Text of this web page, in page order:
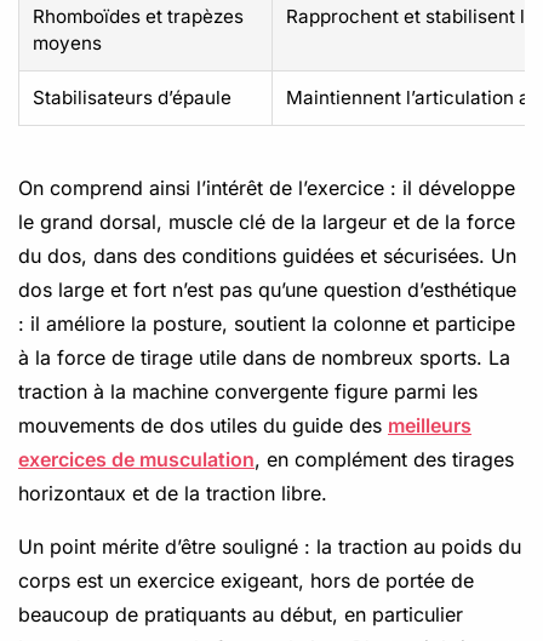
Rhomboïdes et trapèzes
moyens
Rapprochent et stabilisent
Stabilisateurs d’épaule Maintiennent l’articulation
On comprend ainsi l’intérêt de l’exercice : il développe
le grand dorsal, muscle clé de la largeur et de la force
du dos, dans des conditions guidées et sécurisées. Un
dos large et fort n’est pas qu’une question d’esthétique
: il améliore la posture, soutient la colonne et participe
à la force de tirage utile dans de nombreux sports. La
traction à la machine convergente figure parmi les
mouvements de dos utiles du guide des meilleurs
exercices de musculation, en complément des tirages
horizontaux et de la traction libre.
Un point mérite d’être souligné : la traction au poids du
corps est un exercice exigeant, hors de portée de
beaucoup de pratiquants au début, en particulier